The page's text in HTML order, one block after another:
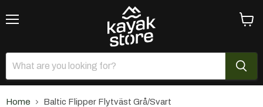
Home Baltic Flipper Flytväst Grå/Svart